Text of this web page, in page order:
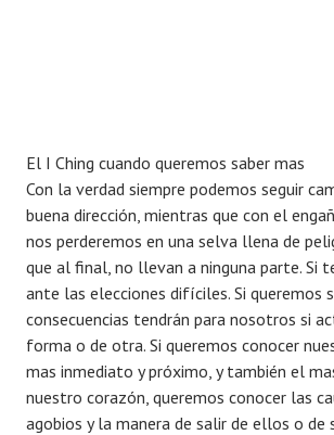
El I Ching cuando queremos saber mas
Con la verdad siempre podemos seguir
buena dirección, mientras que con el
nos perderemos en una selva llena de
que al final, no llevan a ninguna parte. Si
ante las elecciones difíciles. Si queremos
consecuencias tendrán para nosotros si
forma o de otra. Si queremos conocer
mas inmediato y próximo, y también el
nuestro corazón, queremos conocer las
agobios y la manera de salir de ellos o